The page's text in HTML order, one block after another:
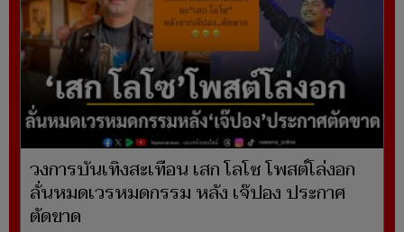
วงการบันเทิงสะเทือน เสก โลโซ โพสต์โล่งอก
ลั่นหมดเวรหมดกรรม หลัง เจ๊ปอง ประกาศ
ตัดขาด